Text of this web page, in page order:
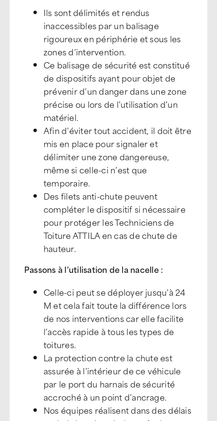
Ils sont délimités et rendus
inaccessibles par un balisage
rigoureux en périphérie et sous les
zones d’intervention.
Ce balisage de sécurité est constitué
de dispositifs ayant pour objet de
prévenir d’un danger dans une zone
précise ou lors de l’utilisation d’un
matériel.
Afin d’éviter tout accident, il doit être
mis en place pour signaler et
délimiter une zone dangereuse,
même si celle-ci n’est que
temporaire.
Des filets anti-chute peuvent
compléter le dispositif si nécessaire
pour protéger les Techniciens de
Toiture ATTILA en cas de chute de
hauteur.
Passons à l’utilisation de la nacelle :
Celle-ci peut se déployer jusqu’à 24
M et cela fait toute la différence lors
de nos interventions car elle facilite
l’accès rapide à tous les types de
toitures.
La protection contre la chute est
assurée à l’intérieur de ce véhicule
par le port du harnais de sécurité
accroché à un point d’ancrage.
Nos équipes réalisent dans des délais